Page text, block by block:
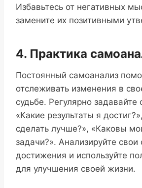
Избавьтесь от негативных
замените их позитивными
4. Практика
Постоянный самоанализ
отслеживать изменения в
судьбе. Регулярно задавайте
«Какие результаты я
сделать лучше?», «Каковы
задачи?». Анализируйте
достижения и используйте
для улучшения своей жизни.